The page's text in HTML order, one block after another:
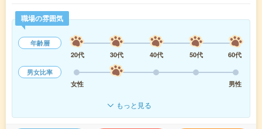
職場の雰囲気
年齢層
20代
30代 40代 50代
60代
男女比率
女性
男性
もっと見る